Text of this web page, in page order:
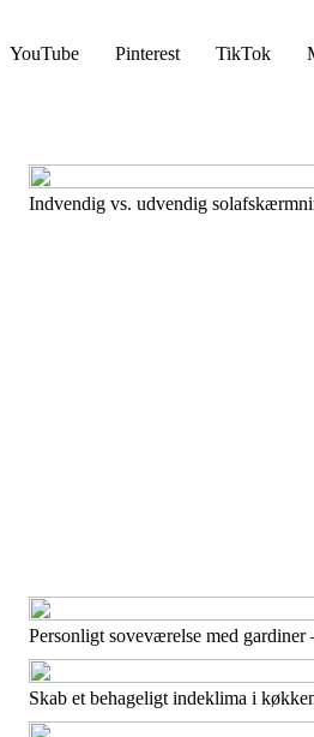
YouTube Pinterest TikTok
Indvendig vs. udvendig
Personligt soveværelse med
Skab et behageligt indeklima i